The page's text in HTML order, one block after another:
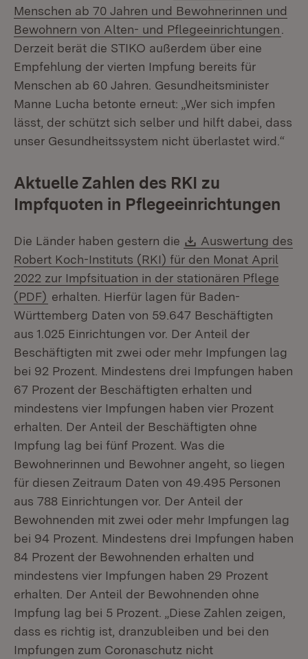
Menschen ab 70 Jahren und Bewohnerinnen und
Bewohnern von Alten- und Pflegeeinrichtungen
Derzeit berät die STIKO außerdem über eine
Empfehlung der vierten Impfung bereits für
Menschen ab 60 Jahren. Gesundheitsminister
Manne Lucha betonte erneut: „Wer sich impfen
lässt, der schützt sich selber und hilft dabei, dass
unser Gesundheitssystem nicht überlastet wird.“
Aktuelle Zahlen des RKI zu
Impfquoten in Pflegeeinrichtungen
Die Länder haben gestern die Download:
Auswertung des
Robert Koch-Instituts (RKI) für den Monat April
2022 zur Impfsituation in der stationären Pflege
(PDF) (Öffnet in neuem Fenster)
erhalten. Hierfür lagen für Baden-
Württemberg Daten von 59.647 Beschäftigten
aus 1.025 Einrichtungen vor. Der Anteil der
Beschäftigten mit zwei oder mehr Impfungen lag
bei 92 Prozent. Mindestens drei Impfungen haben
67 Prozent der Beschäftigten erhalten und
mindestens vier Impfungen haben vier Prozent
erhalten. Der Anteil der Beschäftigten ohne
Impfung lag bei fünf Prozent. Was die
Bewohnerinnen und Bewohner angeht, so liegen
für diesen Zeitraum Daten von 49.495 Personen
aus 788 Einrichtungen vor. Der Anteil der
Bewohnenden mit zwei oder mehr Impfungen lag
bei 94 Prozent. Mindestens drei Impfungen haben
84 Prozent der Bewohnenden erhalten und
mindestens vier Impfungen haben 29 Prozent
erhalten. Der Anteil der Bewohnenden ohne
Impfung lag bei 5 Prozent. „Diese Zahlen zeigen,
dass es richtig ist, dranzubleiben und bei den
Impfungen zum Coronaschutz nicht